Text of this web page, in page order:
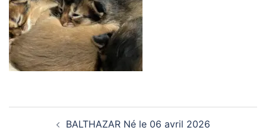
d’article BALTHAZAR Né le 06 avril 2026